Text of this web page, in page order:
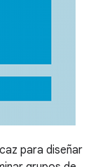
para diseñar